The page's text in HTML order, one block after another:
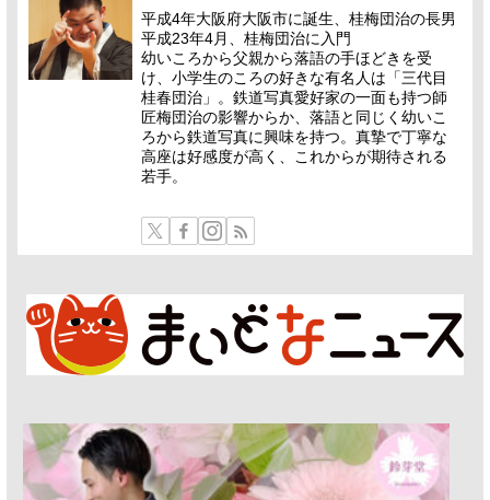
平成4年大阪府大阪市に誕生、桂梅団治の長男
平成23年4月、桂梅団治に入門
幼いころから父親から落語の手ほどきを受
け、小学生のころの好きな有名人は「三代目
桂春団治」。鉄道写真愛好家の一面も持つ師
匠梅団治の影響からか、落語と同じく幼いこ
ろから鉄道写真に興味を持つ。真摯で丁寧な
高座は好感度が高く、これからが期待される
若手。